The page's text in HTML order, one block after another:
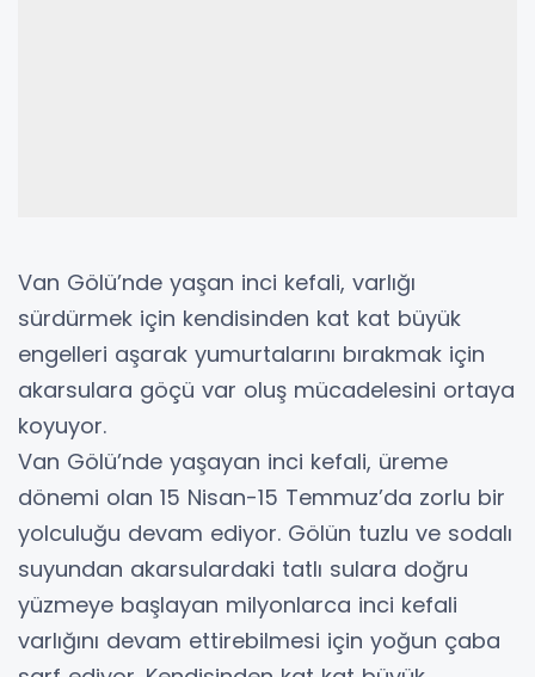
Van Gölü’nde yaşan inci kefali, varlığı
sürdürmek için kendisinden kat kat büyük
engelleri aşarak yumurtalarını bırakmak için
akarsulara göçü var oluş mücadelesini ortaya
koyuyor.
Van Gölü’nde yaşayan inci kefali, üreme
dönemi olan 15 Nisan-15 Temmuz’da zorlu bir
yolculuğu devam ediyor. Gölün tuzlu ve sodalı
suyundan akarsulardaki tatlı sulara doğru
yüzmeye başlayan milyonlarca inci kefali
varlığını devam ettirebilmesi için yoğun çaba